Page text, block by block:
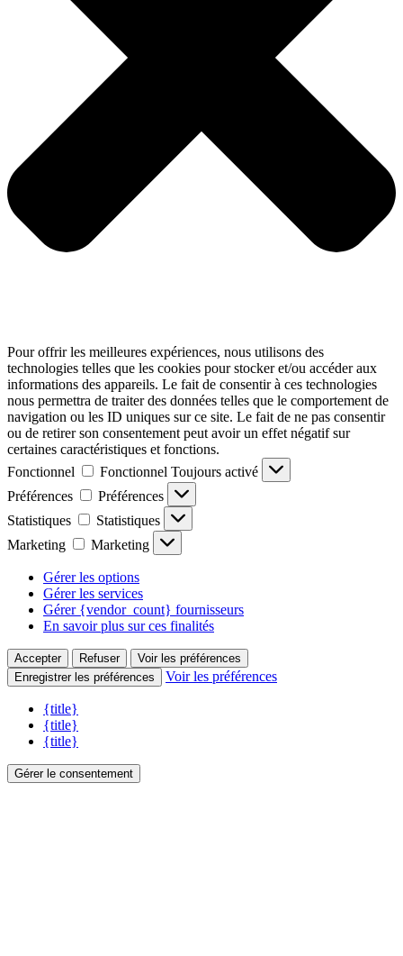
Pour offrir les meilleures expériences, nous utilisons des
technologies telles que les cookies pour stocker et/ou accéder aux
informations des appareils. Le fait de consentir à ces technologies
nous permettra de traiter des données telles que le comportement de
navigation ou les ID uniques sur ce site. Le fait de ne pas consentir
ou de retirer son consentement peut avoir un effet négatif sur
certaines caractéristiques et fonctions.
Fonctionnel
Fonctionnel Toujours activé
Préférences
Préférences
Statistiques
Statistiques
Marketing
Marketing
Gérer les options
Gérer les services
Gérer {vendor_count} fournisseurs
En savoir plus sur ces finalités
Accepter Refuser
Voir les préférences
Enregistrer les préférences
Voir les préférences
{title}
{title}
{title}
Gérer le consentement